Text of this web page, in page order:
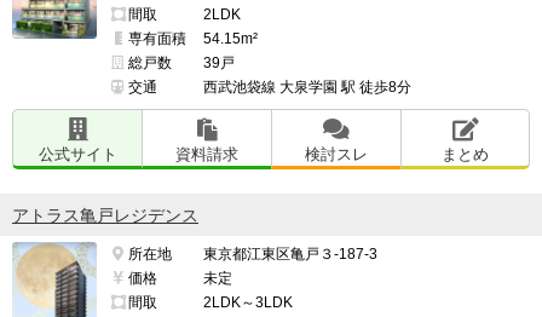
間取
2LDK
専有面積
54.15m²
総戸数
39戸
交通
西武池袋線 大泉学園 駅 徒歩8分
公式サイト 資料請求 検討スレ まとめ
アトラス亀戸レジデンス
所在地
東京都江東区亀戸３-187-3
価格
未定
間取
2LDK～3LDK